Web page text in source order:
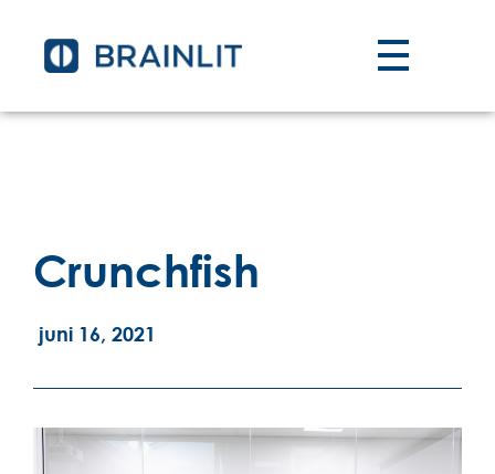
Crunchfish
juni 16, 2021